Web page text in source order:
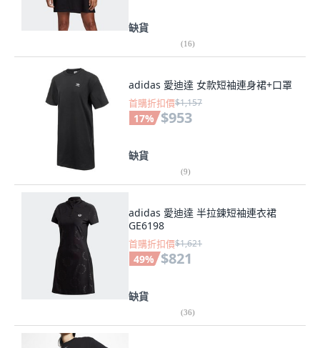
缺貨
(16)
adidas 愛迪達 女款短袖連身裙+口罩
首購折扣價$1,157
17% $953
缺貨
(9)
adidas 愛迪達 半拉鍊短袖連衣裙
GE6198
首購折扣價$1,621
49% $821
缺貨
(36)